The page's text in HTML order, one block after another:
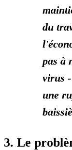
du
pas à
virus
une
3. Le